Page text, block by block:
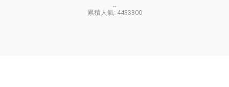
..
累積人氣: 4433300